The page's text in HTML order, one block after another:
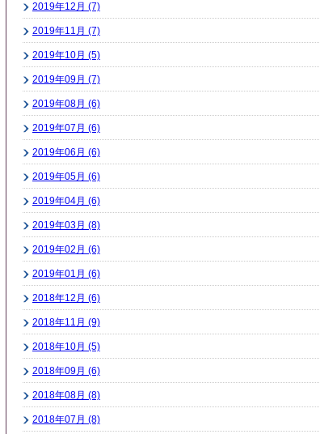
2019年12月 (7)
2019年11月 (7)
2019年10月 (5)
2019年09月 (7)
2019年08月 (6)
2019年07月 (6)
2019年06月 (6)
2019年05月 (6)
2019年04月 (6)
2019年03月 (8)
2019年02月 (6)
2019年01月 (6)
2018年12月 (6)
2018年11月 (9)
2018年10月 (5)
2018年09月 (6)
2018年08月 (8)
2018年07月 (8)